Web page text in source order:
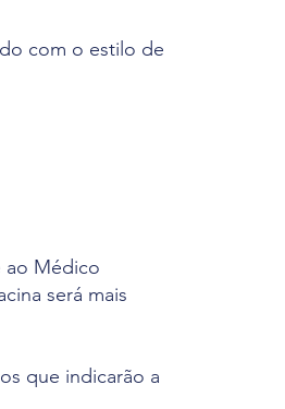
com o estilo de
ao Médico
será mais
que indicarão a